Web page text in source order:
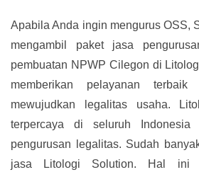
Apabila Anda ingin mengurus OSS,
mengambil paket jasa
pembuatan NPWP Cilegon di
memberikan pelayanan
mewujudkan legalitas usaha.
terpercaya di seluruh
pengurusan legalitas. Sudah
jasa Litologi Solution. Hal ini